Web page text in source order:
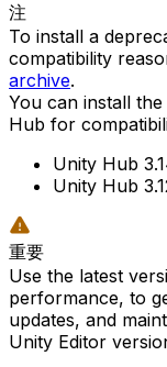
注
To install a
compatibility
archive.
You can install
Hub for
Unity Hub
Unity Hub
重要
Use the latest
performance, to
updates, and
Unity Editor